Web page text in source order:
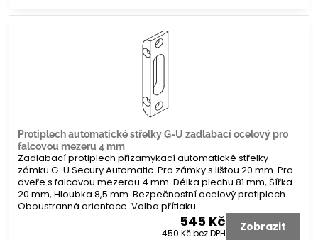
Protiplech automatické střelky G-U zadlabací ocelový pro
falcovou mezeru 4 mm
Zadlabací protiplech přizamykací automatické střelky
zámku G-U Secury Automatic. Pro zámky s lištou 20 mm. Pro
dveře s falcovou mezerou 4 mm. Délka plechu 81 mm, Šířka
20 mm, Hloubka 8,5 mm. Bezpečnostní ocelový protiplech.
Oboustranná orientace. Volba přítlaku
545 Kč
450 Kčbez DPH Zobrazit